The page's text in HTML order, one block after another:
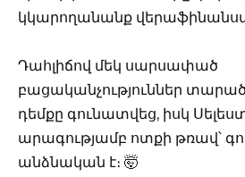
կկարողանանք
Դահլիճով մեկ սարսափած
բացականչություններ
դեմքը գունատվեց, իսկ
արագությամբ ոտքի թռավ՝
անձնական է։ 🤯